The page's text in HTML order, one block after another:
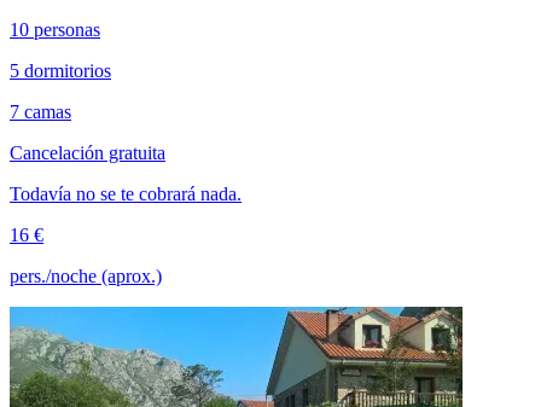
10 personas
5 dormitorios
7 camas
Cancelación gratuita
Todavía no se te cobrará nada.
16 €
pers./noche (aprox.)